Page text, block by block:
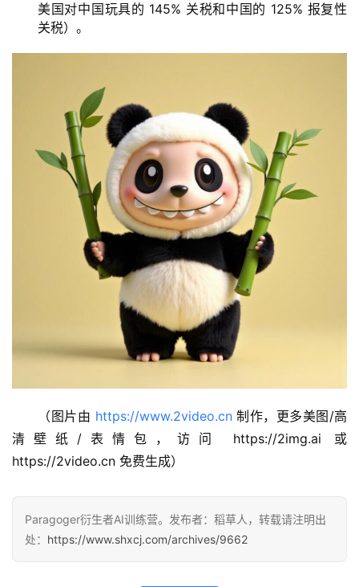
美国对中国玩具的 145% 关税和中国的 125% 报复性
关税）。
（图片由 https://www.2video.cn 制作，更多美图/高
清壁纸/表情包，访问 https://2img.ai 或
https://2video.cn 免费生成）
Paragoger衍生者AI训练营。发布者：稻草人，转载请注明出
处： https://www.shxcj.com/archives/9662